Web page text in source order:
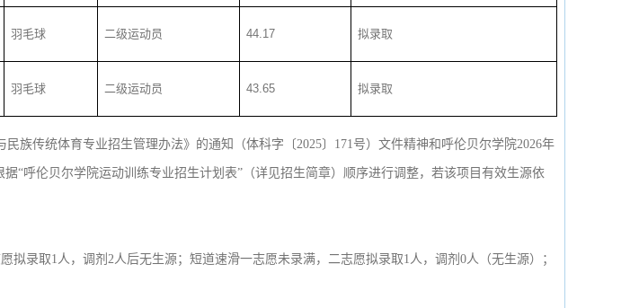
羽毛球 二级运动员 44.17 拟录取
羽毛球 二级运动员 43.65 拟录取
传统体育专业招生管理办法》的通知（体科字〔2025〕171号）文件精神和呼伦贝尔学院2026年
“呼伦贝尔学院运动训练专业招生计划表”（详见招生简章）顺序进行调整，若该项目有效生源依
录取1人，调剂2人后无生源；短道速滑一志愿未录满，二志愿拟录取1人，调剂0人（无生源）；